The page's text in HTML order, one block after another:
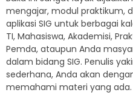
mengajar, modul praktikum,
aplikasi SIG untuk berbagai
TI, Mahasiswa, Akademisi,
Pemda, ataupun Anda
dalam bidang SIG. Penulis
sederhana, Anda akan
memahami materi yang ada.